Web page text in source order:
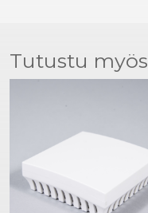
Tutustu myös